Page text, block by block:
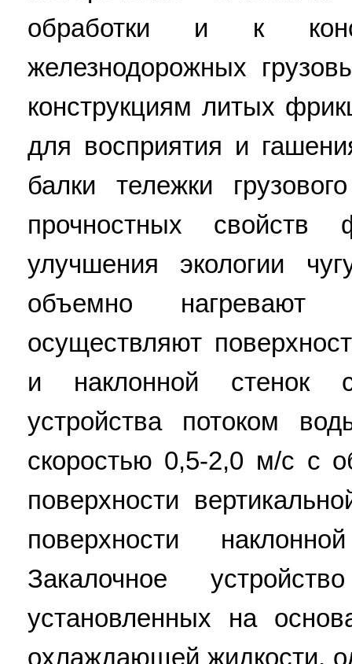
обработки и к
железнодорожных
конструкциям литых
для восприятия и
балки тележки
прочностных свойств
улучшения экологии
объемно
осуществляют
и наклонной стенок
устройства потоком
скоростью 0,5-2,0 м/с с
поверхности
поверхности
Закалочное
установленных на
охлаждающей жидкости,